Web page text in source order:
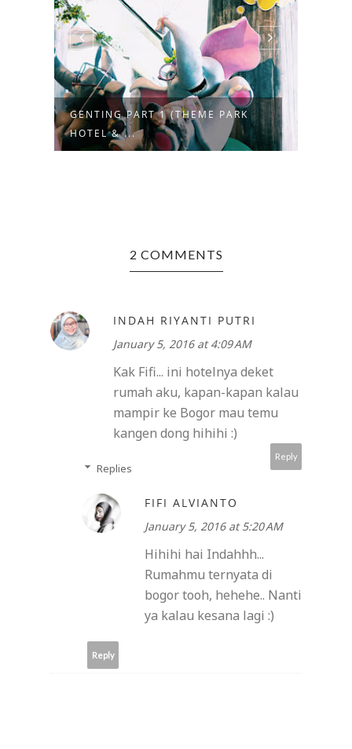
GENTING PART 1 (THEME PARK
HOTEL & ...
2 COMMENTS
INDAH RIYANTI PUTRI
January 5, 2016 at 4:09 AM
Kak Fifi... ini hotelnya deket
rumah aku, kapan-kapan kalau
mampir ke Bogor mau temu
kangen dong hihihi :)
Reply
Replies
FIFI ALVIANTO
January 5, 2016 at 5:20 AM
Hihihi hai Indahhh...
Rumahmu ternyata di
bogor tooh, hehehe.. Nanti
ya kalau kesana lagi :)
Reply